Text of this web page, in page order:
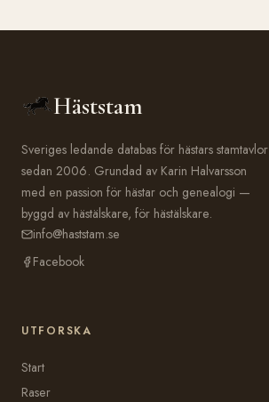
Häststam
Sveriges ledande databas för hästars stamtavlor
sedan 2006. Grundad av Karin Halvarsson
med en passion för hästar och genealogi —
byggd av hästälskare, för hästälskare.
info@haststam.se
Facebook
UTFORSKA
Start
Raser